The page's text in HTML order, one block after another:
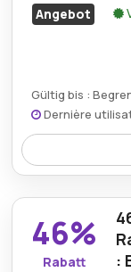
Angebot
Gültig bis :
Dernière
Einkäufer
Pocket Party
sie einen
verwenden.
46%
Rabatt
: